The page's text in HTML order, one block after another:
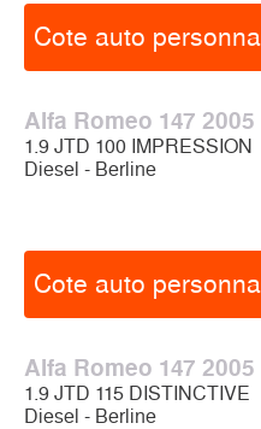
Cote auto
Alfa Romeo 147 2005
1.9 JTD 100 IMPRESSION
Diesel - Berline
Cote auto
Alfa Romeo 147 2005
1.9 JTD 115 DISTINCTIVE
Diesel - Berline